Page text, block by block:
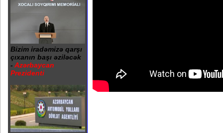
Bizim iradəmizə qarşı
çıxanın başı əziləcək
- Azərbaycan
Prezidenti